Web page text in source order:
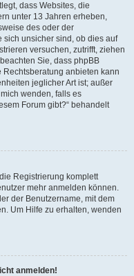
dass Websites, die
unter 13 Jahren erheben,
des oder der
sich unsicher sind, ob dies auf
versuchen, zutrifft, ziehen
Sie, dass phpBB
Rechtsberatung anbieten kann
jeglicher Art ist; außer
wenden, falls es
Forum gibt?“ behandelt
Registrierung komplett
mehr anmelden können.
der Benutzername, mit dem
Um Hilfe zu erhalten, wenden
anmelden!